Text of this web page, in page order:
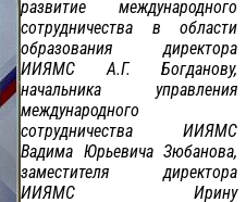
развитие международного
сотрудничества в области
образования директора
ИИЯМС А.Г. Богданову,
начальника управления
международного
сотрудничества ИИЯМС
Вадима Юрьевича Зюбанова,
заместителя директора
ИИЯМС Ирину